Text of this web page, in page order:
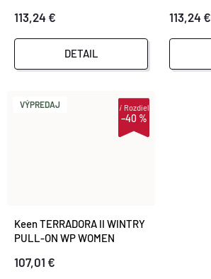
113,24 €
DETAIL
113,24 €
VÝPREDAJ
–40 %
iRozdiel
Keen TERRADORA II WINTRY
PULL-ON WP WOMEN
107,01 €